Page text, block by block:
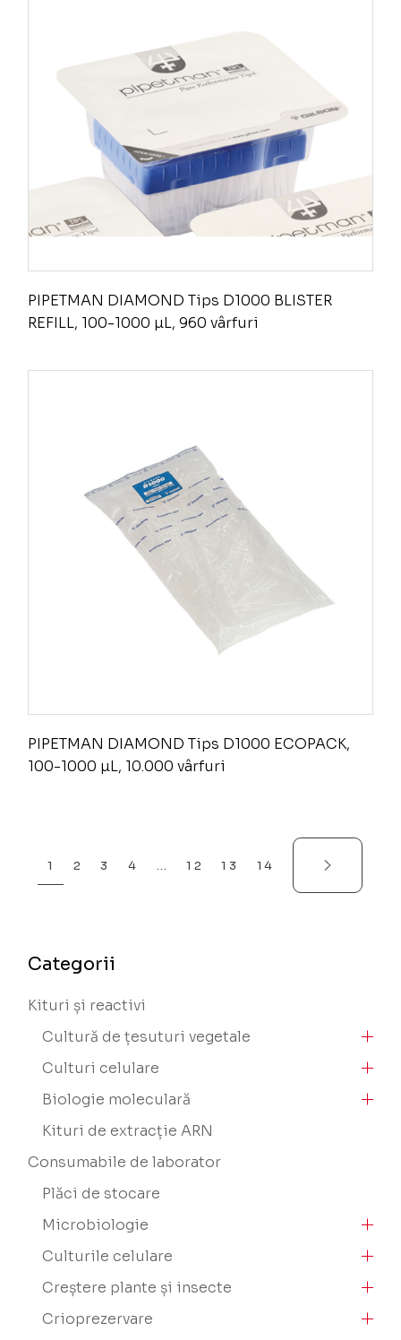
PIPETMAN DIAMOND Tips D1000 BLISTER
REFILL, 100-1000 µL, 960 vârfuri
PIPETMAN DIAMOND Tips D1000 ECOPACK,
100-1000 µL, 10.000 vârfuri
1 2 3 4 … 12 13 14
Categorii
Kituri și reactivi
Cultură de țesuturi vegetale
Culturi celulare
Biologie moleculară
Kituri de extracție ARN
Consumabile de laborator
Plăci de stocare
Microbiologie
Culturile celulare
Creștere plante și insecte
Crioprezervare